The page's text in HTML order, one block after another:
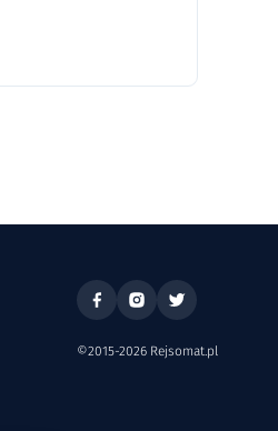
©2015-2026 Rejsomat.pl